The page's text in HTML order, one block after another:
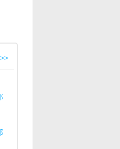
，无需排队等候和来回往返，让您
并设置登录密码后点击注册，登录
号，港澳台考生绑定港澳台通行证
经注册过账号了。可使用身份证号